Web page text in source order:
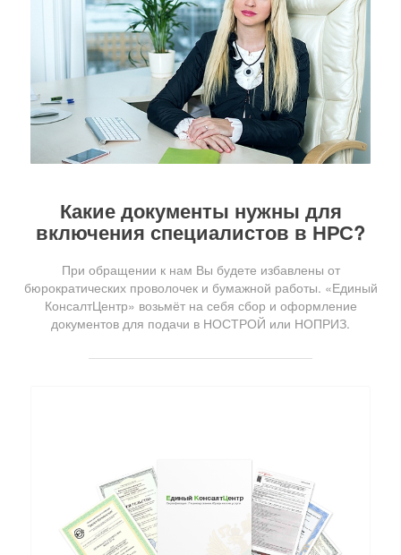
Какие документы нужны для
включения специалистов в НРС?
При обращении к нам Вы будете избавлены от
бюрократических проволочек и бумажной работы. «Единый
КонсалтЦентр» возьмёт на себя сбор и оформление
документов для подачи в НОСТРОЙ или НОПРИЗ.